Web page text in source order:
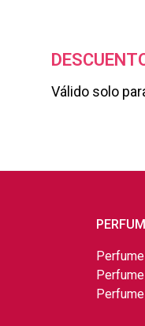
Válido solo